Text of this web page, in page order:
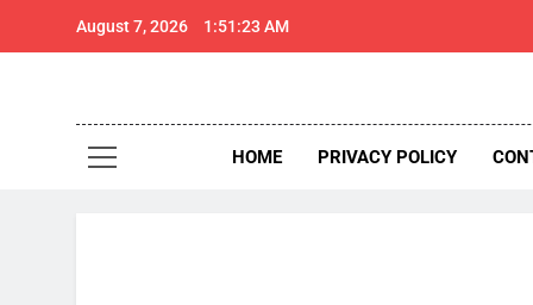
August 7, 2026 1:51:24 AM
Thar
HOME PRIVACY POLICY